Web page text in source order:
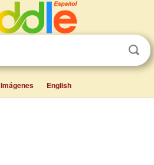
Imágenes English